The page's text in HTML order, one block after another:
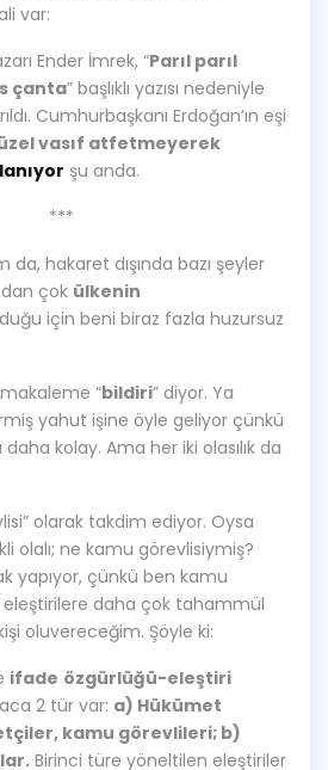
var:
Ender İmrek, “Parıl parıl
çanta” başlıklı yazısı nedeniyle
Cumhurbaşkanı Erdoğan’ın eşi
vasıf atfetmeyerek
şu anda.
***
hakaret dışında bazı şeyler
çok ülkenin
için beni biraz fazla huzursuz
“bildiri” diyor. Ya
yahut işine öyle geliyor çünkü
kolay. Ama her iki olasılık da
olarak takdim ediyor. Oysa
olalı; ne kamu görevlisiymiş?
yapıyor, çünkü ben kamu
eleştirilere daha çok tahammül
oluvereceğim. Şöyle ki:
ifade özgürlüğü-eleştiri
2 tür var: a) Hükümet
kamu görevlileri; b)
Birinci türe yöneltilen eleştiriler